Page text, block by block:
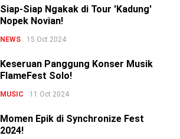
Siap-Siap Ngakak di Tour 'Kadung'
Nopek Novian!
NEWS 15 Oct 2024
Keseruan Panggung Konser Musik
FlameFest Solo!
MUSIC 11 Oct 2024
Momen Epik di Synchronize Fest
2024!